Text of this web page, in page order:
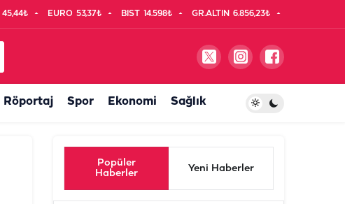
45,44₺ EURO 53,37₺ BIST 14.598₺ GR.ALTIN 6.856,23₺
Röportaj Spor Ekonomi Sağlık
Popüler
Haberler
Yeni Haberler